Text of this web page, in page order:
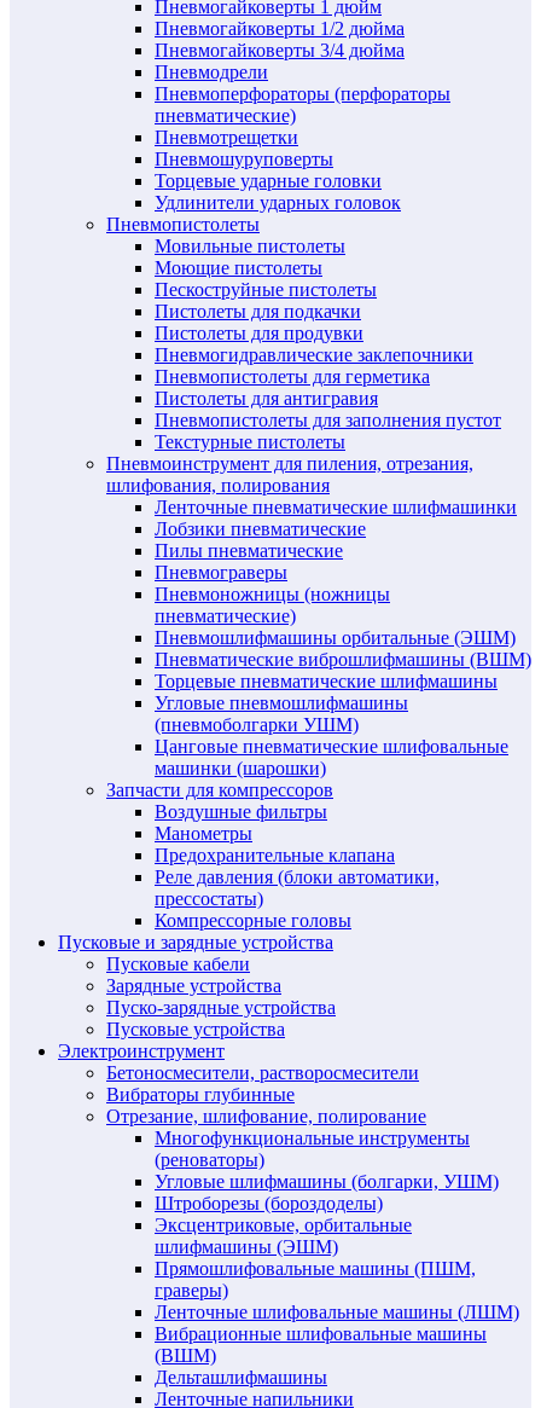
Пневмогайковерты 1 дюйм
Пневмогайковерты 1/2 дюйма
Пневмогайковерты 3/4 дюйма
Пневмодрели
Пневмоперфораторы (перфораторы
пневматические)
Пневмотрещетки
Пневмошуруповерты
Торцевые ударные головки
Удлинители ударных головок
Пневмопистолеты
Мовильные пистолеты
Моющие пистолеты
Пескоструйные пистолеты
Пистолеты для подкачки
Пистолеты для продувки
Пневмогидравлические заклепочники
Пневмопистолеты для герметика
Пистолеты для антигравия
Пневмопистолеты для заполнения пустот
Текстурные пистолеты
Пневмоинструмент для пиления, отрезания,
шлифования, полирования
Ленточные пневматические шлифмашинки
Лобзики пневматические
Пилы пневматические
Пневмограверы
Пневмоножницы (ножницы
пневматические)
Пневмошлифмашины орбитальные (ЭШМ)
Пневматические виброшлифмашины (ВШМ)
Торцевые пневматические шлифмашины
Угловые пневмошлифмашины
(пневмоболгарки УШМ)
Цанговые пневматические шлифовальные
машинки (шарошки)
Запчасти для компрессоров
Воздушные фильтры
Манометры
Предохранительные клапана
Реле давления (блоки автоматики,
прессостаты)
Компрессорные головы
Пусковые и зарядные устройства
Пусковые кабели
Зарядные устройства
Пуско-зарядные устройства
Пусковые устройства
Электроинструмент
Бетоносмесители, растворосмесители
Вибраторы глубинные
Отрезание, шлифование, полирование
Многофункциональные инструменты
(реноваторы)
Угловые шлифмашины (болгарки, УШМ)
Штроборезы (бороздоделы)
Эксцентриковые, орбитальные
шлифмашины (ЭШМ)
Прямошлифовальные машины (ПШМ,
граверы)
Ленточные шлифовальные машины (ЛШМ)
Вибрационные шлифовальные машины
(ВШМ)
Дельташлифмашины
Ленточные напильники